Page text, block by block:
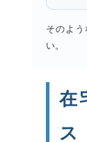
そのよ
い。
在
ス